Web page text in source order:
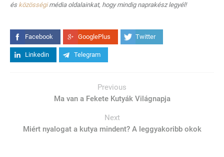
és közösségimédia oldalainkat, hogy mindig naprakész legyél!
Facebook GooglePlus Twitter
Linkedin Telegram
Previous
Ma van a Fekete Kutyák Világnapja
Next
Miért nyalogat a kutya mindent? A leggyakoribb okok